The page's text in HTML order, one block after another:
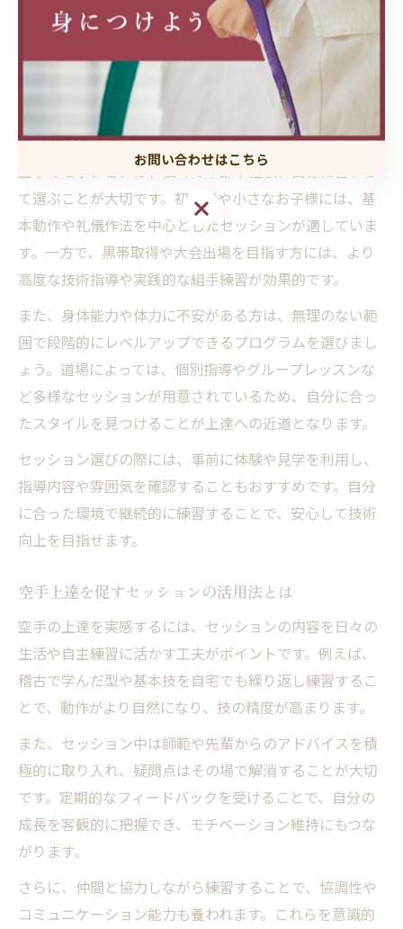
た、コミュニケーションを大切にし、分からないことや
不安があればすぐに相談できる環境づくりも上達と安全
の両立に役立ちます。
個々に合わせた空手セッションの選び方
空手のセッションは、個々の年齢や経験、目標に合わせ
て選ぶことが大切です。初心者や小さなお子様には、基
本動作や礼儀作法を中心としたセッションが適していま
す。一方で、黒帯取得や大会出場を目指す方には、より
高度な技術指導や実践的な組手練習が効果的です。
また、身体能力や体力に不安がある方は、無理のない範
囲で段階的にレベルアップできるプログラムを選びまし
ょう。道場によっては、個別指導やグループレッスンな
ど多様なセッションが用意されているため、自分に合っ
たスタイルを見つけることが上達への近道となります。
セッション選びの際には、事前に体験や見学を利用し、
指導内容や雰囲気を確認することもおすすめです。自分
に合った環境で継続的に練習することで、安心して技術
向上を目指せます。
空手上達を促すセッションの活用法とは
空手の上達を実感するには、セッションの内容を日々の
生活や自主練習に活かす工夫がポイントです。例えば、
稽古で学んだ型や基本技を自宅でも繰り返し練習するこ
とで、動作がより自然になり、技の精度が高まります。
また、セッション中は師範や先輩からのアドバイスを積
極的に取り入れ、疑問点はその場で解消することが大切
です。定期的なフィードバックを受けることで、自分の
成長を客観的に把握でき、モチベーション維持にもつな
がります。
さらに、仲間と協力しながら練習することで、協調性や
コミュニケーション能力も養われます。これらを意識的
お問い合わせはこちら
お問い合わせはこちら